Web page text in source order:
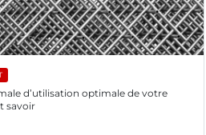
d’utilisation optimale de votre
savoir